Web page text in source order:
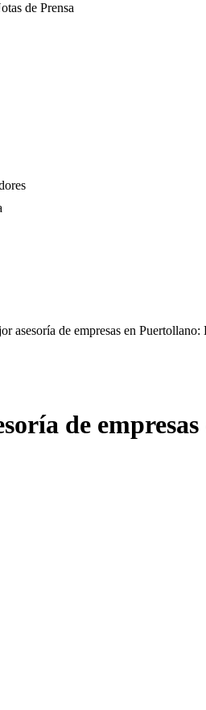
de Prensa
asesoría de empresas en
de